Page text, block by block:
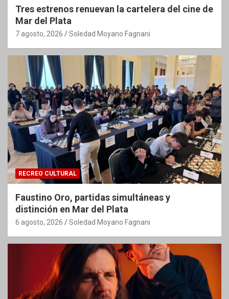
Tres estrenos renuevan la cartelera del cine de
Mar del Plata
7 agosto, 2026 Soledad Moyano Fagnani
RECREO CULTURAL
Faustino Oro, partidas simultáneas y
distinción en Mar del Plata
6 agosto, 2026 Soledad Moyano Fagnani